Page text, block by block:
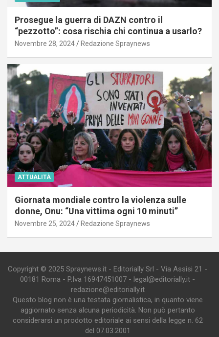
Prosegue la guerra di DAZN contro il
“pezzotto”: cosa rischia chi continua a usarlo?
Novembre 28, 2024 Redazione Spraynews
ATTUALITÀ
Giornata mondiale contro la violenza sulle
donne, Onu: “Una vittima ogni 10 minuti”
Novembre 25, 2024 Redazione Spraynews
Copyright © 2025 Spraynews.it - Editorially Srl - Via Assisi 21 -
00181 Roma - P.Iva 16947451007 - legal@editorially.it -
redazione@editorially.it
Questo blog non è una testata giornalistica, in quanto viene
aggiornato senza alcuna periodicità. Non può pertanto
considerarsi un prodotto editoriale ai sensi della legge n. 62
del 07.03.2001